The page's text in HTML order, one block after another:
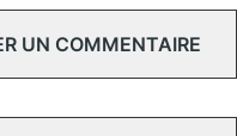
UN COMMENTAIRE